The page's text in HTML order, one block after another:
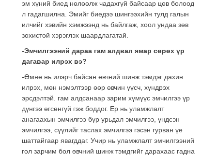
эм хүний биед нөлөөлж чадахгүй байсаар цөв болоод
л гадагшилна. Эмийг биедээ шингээхийн тулд галын
илчийг хэвийн хэмжээнд нь байлгаж, хоол ундаа зөв
зохистой хэрэглэх шаардлагатай.
-Эмчилгээний дараа гам алдвал ямар сөрөх үр
дагавар илрэх вэ?
-Өмнө нь илэрч байсан өвчний шинж тэмдэг дахин
илрэх, мөн нэмэлтээр өөр өвчин үүсч, хүндрэх
эрсдэлтэй. гам алдсанаар зарим хүмүүс эмчилгээ үр
дүнгээ өгсөнгүй гэж боддог. Ер нь уламжлалт
анагаахын эмчилгээ бүр урьдал эмчилгээ, үндсэн
эмчилгээ, сүүлийг таслах эмчилгээ гэсэн гурван үе
шаттайгаар явагддаг. Учир нь уламжлалт эмчилгээний
гол зарчим бол өвчний шинж тэмдгийг дарахаас гадна